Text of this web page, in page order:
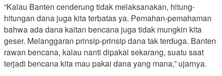
“Kalau Banten cenderung tidak melaksanakan, hitung-
hitungan dana juga kita terbatas ya. Pemahan-pemahaman
bahwa ada dana kaitan bencana juga tidak mungkin kita
geser. Melanggaran prinsip-prinsip dana tak terduga. Banten
rawan bencana, kalau nanti dipakai sekarang, suatu saat
terjadi bencana kita mau pakai dana yang mana,” ujarnya.